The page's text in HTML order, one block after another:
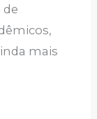
de
mais